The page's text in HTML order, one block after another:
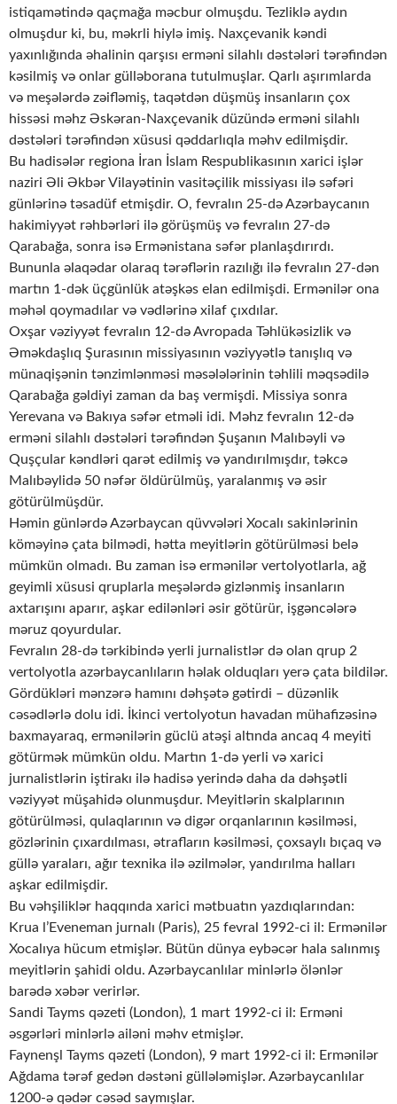
istiqamətində qaçmağa məcbur olmuşdu. Tezliklə aydın
olmuşdur ki, bu, məkrli hiylə imiş. Naxçevanik kəndi
yaxınlığında əhalinin qarşısı erməni silahlı dəstələri tərəfindən
kəsilmiş və onlar gülləborana tutulmuşlar. Qarlı aşırımlarda
və meşələrdə zəifləmiş, taqətdən düşmüş insanların çox
hissəsi məhz Əskəran-Naxçevanik düzündə erməni silahlı
dəstələri tərəfindən xüsusi qəddarlıqla məhv edilmişdir.
Bu hadisələr regiona İran İslam Respublikasının xarici işlər
naziri Əli Əkbər Vilayətinin vasitəçilik missiyası ilə səfəri
günlərinə təsadüf etmişdir. O, fevralın 25-də Azərbaycanın
hakimiyyət rəhbərləri ilə görüşmüş və fevralın 27-də
Qarabağa, sonra isə Ermənistana səfər planlaşdırırdı.
Bununla əlaqədar olaraq tərəflərin razılığı ilə fevralın 27-dən
martın 1-dək üçgünlük atəşkəs elan edilmişdi. Ermənilər ona
məhəl qoymadılar və vədlərinə xilaf çıxdılar.
Oxşar vəziyyət fevralın 12-də Avropada Təhlükəsizlik və
Əməkdaşlıq Şurasının missiyasının vəziyyətlə tanışlıq və
münaqişənin tənzimlənməsi məsələlərinin təhlili məqsədilə
Qarabağa gəldiyi zaman da baş vermişdi. Missiya sonra
Yerevana və Bakıya səfər etməli idi. Məhz fevralın 12-də
erməni silahlı dəstələri tərəfindən Şuşanın Malıbəyli və
Quşçular kəndləri qarət edilmiş və yandırılmışdır, təkcə
Malıbəylidə 50 nəfər öldürülmüş, yaralanmış və əsir
götürülmüşdür.
Həmin günlərdə Azərbaycan qüvvələri Xocalı sakinlərinin
köməyinə çata bilmədi, hətta meyitlərin götürülməsi belə
mümkün olmadı. Bu zaman isə ermənilər vertolyotlarla, ağ
geyimli xüsusi qruplarla meşələrdə gizlənmiş insanların
axtarışını aparır, aşkar edilənləri əsir götürür, işgəncələrə
məruz qoyurdular.
Fevralın 28-də tərkibində yerli jurnalistlər də olan qrup 2
vertolyotla azərbaycanlıların həlak olduqları yerə çata bildilər.
Gördükləri mənzərə hamını dəhşətə gətirdi – düzənlik
cəsədlərlə dolu idi. İkinci vertolyotun havadan mühafizəsinə
baxmayaraq, ermənilərin güclü atəşi altında ancaq 4 meyiti
götürmək mümkün oldu. Martın 1-də yerli və xarici
jurnalistlərin iştirakı ilə hadisə yerində daha da dəhşətli
vəziyyət müşahidə olunmuşdur. Meyitlərin skalplarının
götürülməsi, qulaqlarının və digər orqanlarının kəsilməsi,
gözlərinin çıxardılması, ətrafların kəsilməsi, çoxsaylı bıçaq və
güllə yaraları, ağır texnika ilə əzilmələr, yandırılma halları
aşkar edilmişdir.
Bu vəhşiliklər haqqında xarici mətbuatın yazdıqlarından:
Krua l’Eveneman jurnalı (Paris), 25 fevral 1992-ci il: Ermənilər
Xocalıya hücum etmişlər. Bütün dünya eybəcər hala salınmış
meyitlərin şahidi oldu. Azərbaycanlılar minlərlə ölənlər
barədə xəbər verirlər.
Sandi Tayms qəzeti (London), 1 mart 1992-ci il: Erməni
əsgərləri minlərlə ailəni məhv etmişlər.
Faynenşl Tayms qəzeti (London), 9 mart 1992-ci il: Ermənilər
Ağdama tərəf gedən dəstəni güllələmişlər. Azərbaycanlılar
1200-ə qədər cəsəd saymışlar.